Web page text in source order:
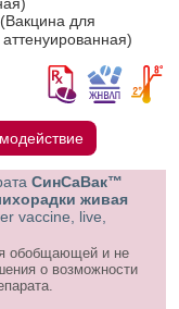
для
СинСаВак™
живая
vaccine, live,
обобщающей и не
о возможности